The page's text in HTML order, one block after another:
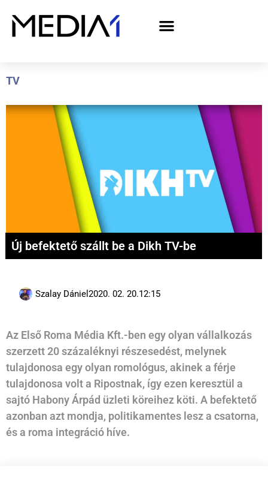
TV
Új befektető szállt be a Dikh TV-be
Szalay Dániel 2020. 02. 20.12:15
Az Első Roma Média Kft.-ben egy olyan vállalkozás
szerzett 20 százaléknyi részesedést, melynek
tulajdonosa egy olyan romológus, akinek a férje
tulajdonosa volt a Ripostnak, így ezen keresztül a
sajtó Habony Árpád üzleti köreihez köti. A befektető
azonban azt mondja, politikamentes lesz a csatorna,
és a roma integráció híve.